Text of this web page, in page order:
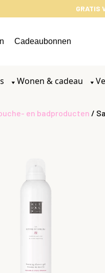
GRATIS
Cadeaubonnen
Wonen & cadeau
en badproducten /